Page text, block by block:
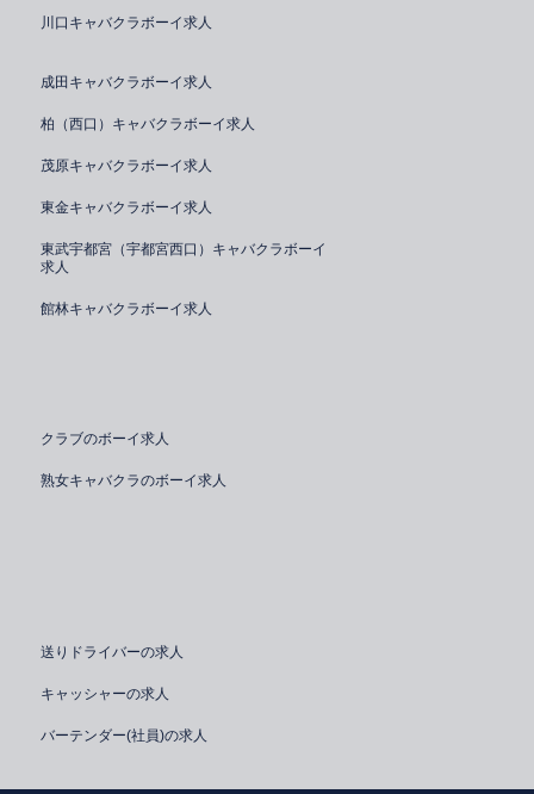
川口キャバクラボーイ求人
成田キャバクラボーイ求人
柏（西口）キャバクラボーイ求人
茂原キャバクラボーイ求人
東金キャバクラボーイ求人
東武宇都宮（宇都宮西口）キャバクラボーイ
求人
館林キャバクラボーイ求人
クラブのボーイ求人
熟女キャバクラのボーイ求人
送りドライバーの求人
キャッシャーの求人
バーテンダー(社員)の求人